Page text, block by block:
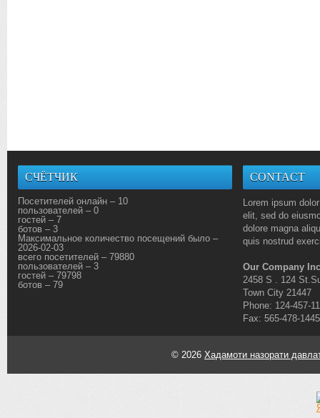
СЧЁТЧИК
Посетителей онлайн – 10
пользователей – 0
гостей – 7
ботов – 3
Максимальное количество посещений было –
2026-02-03
всего посетителей – 79880
пользователей – 3
гостей – 79798
ботов – 79
CONTACT
Lorem ipsum
elit, sed do
dolore magna
quis nostrud
Our Company
2458 S . 124
Town City 21447
Phone: 124-457-
Fax: 565-478-1445
© 2026 Хадамоти назорати